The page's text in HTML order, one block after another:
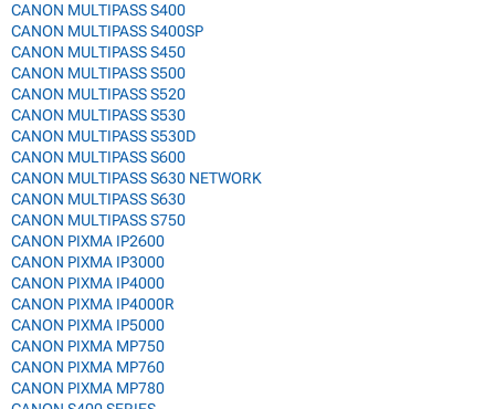
CANON MULTIPASS S400
CANON MULTIPASS S400SP
CANON MULTIPASS S450
CANON MULTIPASS S500
CANON MULTIPASS S520
CANON MULTIPASS S530
CANON MULTIPASS S530D
CANON MULTIPASS S600
CANON MULTIPASS S630 NETWORK
CANON MULTIPASS S630
CANON MULTIPASS S750
CANON PIXMA IP2600
CANON PIXMA IP3000
CANON PIXMA IP4000
CANON PIXMA IP4000R
CANON PIXMA IP5000
CANON PIXMA MP750
CANON PIXMA MP760
CANON PIXMA MP780